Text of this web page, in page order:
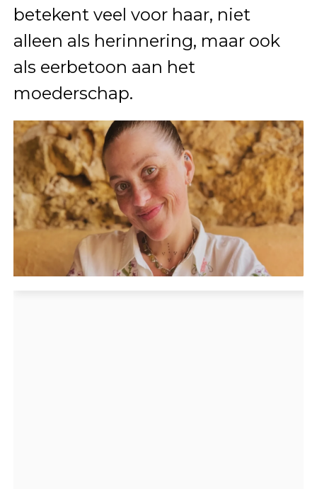
betekent veel voor haar, niet
alleen als herinnering, maar ook
als eerbetoon aan het
moederschap.